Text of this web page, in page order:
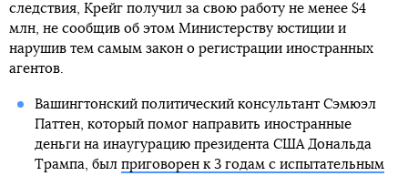
следствия, Крейг получил за свою работу не менее $4
млн, не сообщив об этом Министерству юстиции и
нарушив тем самым закон о регистрации иностранных
агентов.
Вашингтонский политический консультант Сэмюэл
Паттен, который помог направить иностранные
деньги на инаугурацию президента США Дональда
Трампа, был приговорен к 3 годам с испытательным